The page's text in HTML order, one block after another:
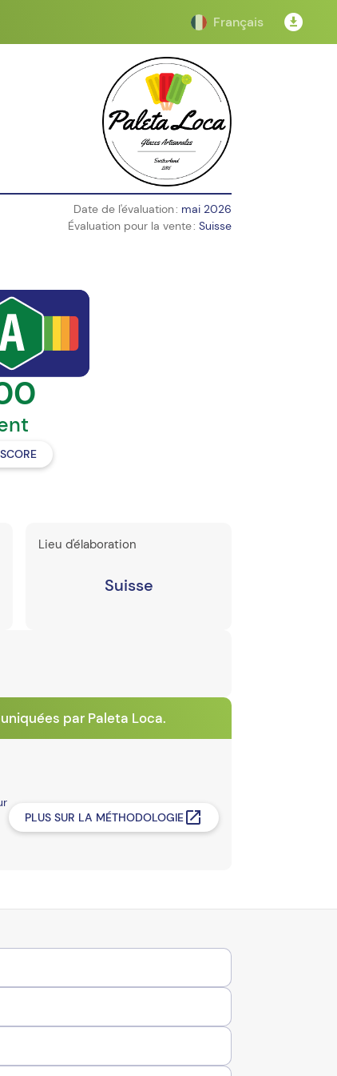
Français
Date de l'évaluation : mai 2026
Évaluation pour la vente : Suisse
Lieu d'élaboration
Suisse
par Paleta Loca.
PLUS SUR LA MÉTHODOLOGIE